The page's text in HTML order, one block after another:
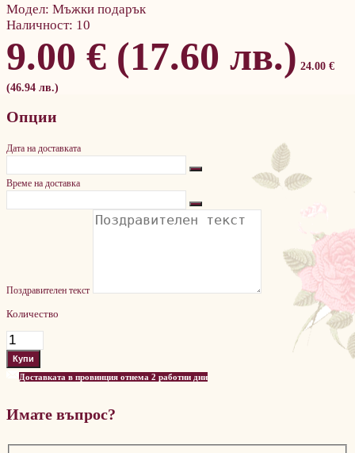
Модел: Мъжки подарък
Наличност: 10
9.00 € (17.60 лв.) 24.00 €
(46.94 лв.)
Опции
Дата на доставката
Време на доставка
Поздравителен текст
Количество
Доставката в провинция отнема 2 работни дни
Имате въпрос?